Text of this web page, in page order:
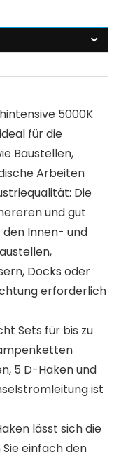
5000K
für die
Baustellen,
Arbeiten
Die
und gut
Innen- und
Docks oder
erforderlich
Sets für bis zu
5 D-Haken und
ist
lässt sich die
einfach den